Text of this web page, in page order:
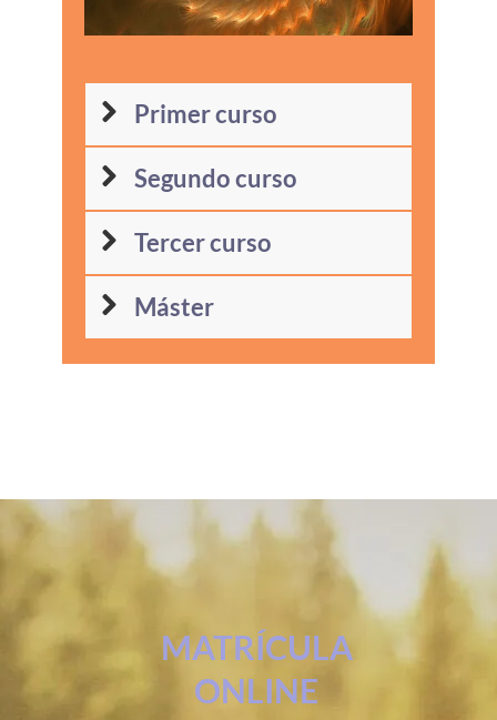
Primer curso
Segundo curso
Tercer curso
Máster
MATRÍCULA
ONLINE